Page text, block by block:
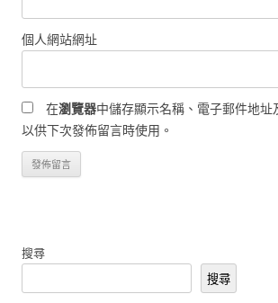
個人網站網址
在瀏覽器中儲存顯示名稱、電子郵件地址
以供下次發佈留言時使用。
搜尋
搜尋